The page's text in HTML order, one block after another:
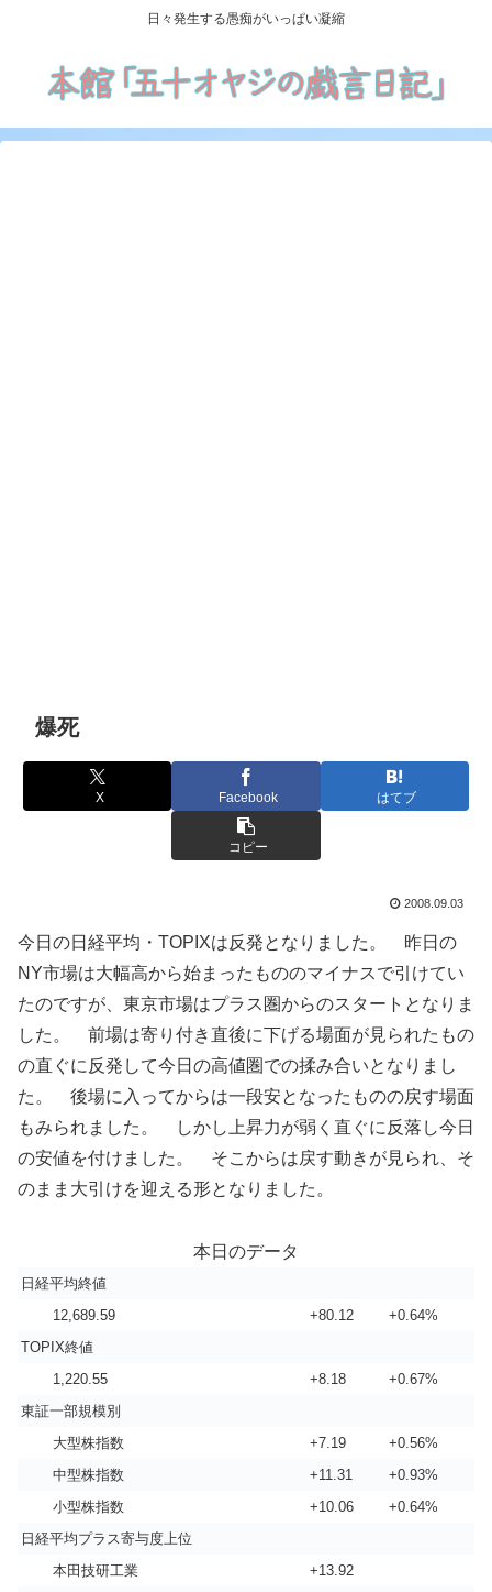
日々発生する愚痴がいっぱい凝縮
爆死
X Facebook はてブ
コピー
2008.09.03
今日の日経平均・TOPIXは反発となりました。 昨日の
NY市場は大幅高から始まったもののマイナスで引けてい
たのですが、東京市場はプラス圏からのスタートとなりま
した。 前場は寄り付き直後に下げる場面が見られたもの
の直ぐに反発して今日の高値圏での揉み合いとなりまし
た。 後場に入ってからは一段安となったものの戻す場面
もみられました。 しかし上昇力が弱く直ぐに反落し今日
の安値を付けました。 そこからは戻す動きが見られ、そ
のまま大引けを迎える形となりました。
本日のデータ
日経平均終値
12,689.59
+80.12
+0.64%
TOPIX終値
1,220.55
+8.18
+0.67%
東証一部規模別
大型株指数
+7.19
+0.56%
中型株指数
+11.31
+0.93%
小型株指数
+10.06
+0.64%
日経平均プラス寄与度上位
本田技研工業
+13.92